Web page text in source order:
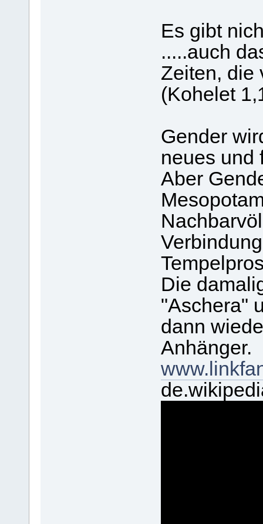
Es gibt
.....auch
Zeiten, die
(Kohelet
Gender
neues und
Aber
Die
"Aschera"
dann
Anhänger.